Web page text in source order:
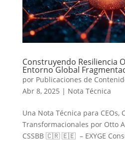
Construyendo Resiliencia
Entorno Global
por Publicaciones de
Abr 8, 2025 | Nota Técnica
Una Nota Técnica para CEOs,
Transformacionales por Otto
CSSBB 🇨🇷 🇪🇪 – EXYGE